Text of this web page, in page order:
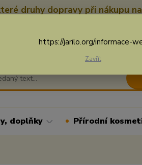
druhy dopravy při nákupu
doplňky Přírodní
https://jarilo.org/informace-
Zavřít